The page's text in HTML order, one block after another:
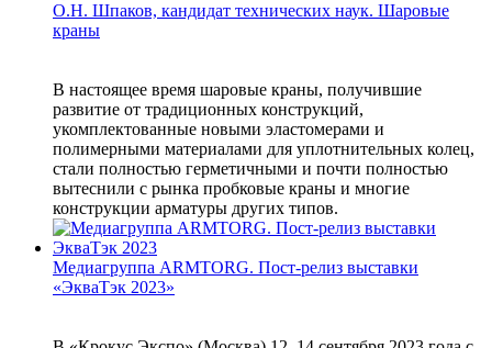
О.Н. Шпаков, кандидат технических наук. Шаровые
краны
В настоящее время шаровые краны, получившие
развитие от традиционных конструкций,
укомплектованные новыми эластомерами и
полимерными материалами для уплотнительных колец,
стали полностью герметичными и почти полностью
вытеснили с рынка пробковые краны и многие
конструкции арматуры других типов.
Медиагруппа ARMTORG. Пост-релиз выставки
«ЭкваТэк 2023»